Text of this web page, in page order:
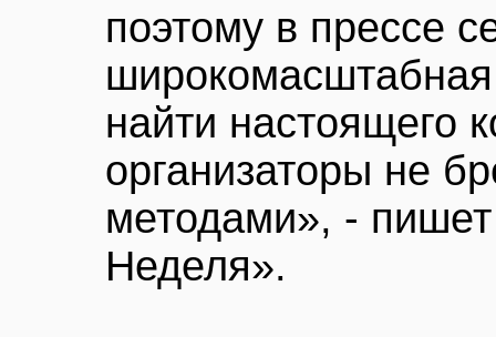
поэтому в прессе
найти настоящего
организаторы не
методами», -
Неделя».